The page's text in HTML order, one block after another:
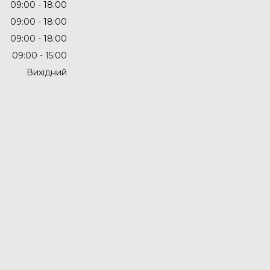
09:00
18:00
09:00
18:00
09:00
18:00
09:00
15:00
Вихідний